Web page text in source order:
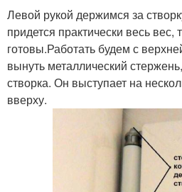
Левой рукой держимся за
придется практически весь вес,
готовы.Работать будем с
вынуть металлический
створка. Он выступает на
вверху.